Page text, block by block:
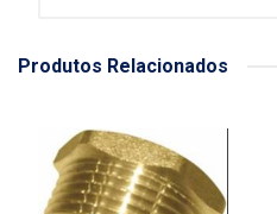
Produtos Relacionados